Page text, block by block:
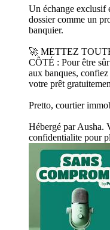
Un échange exclusif
dossier comme un
banquier.
🚀 METTEZ
CÔTÉ : Pour être
aux banques,
votre prêt
Pretto, courtier
Hébergé par Ausha.
confidentialite pour